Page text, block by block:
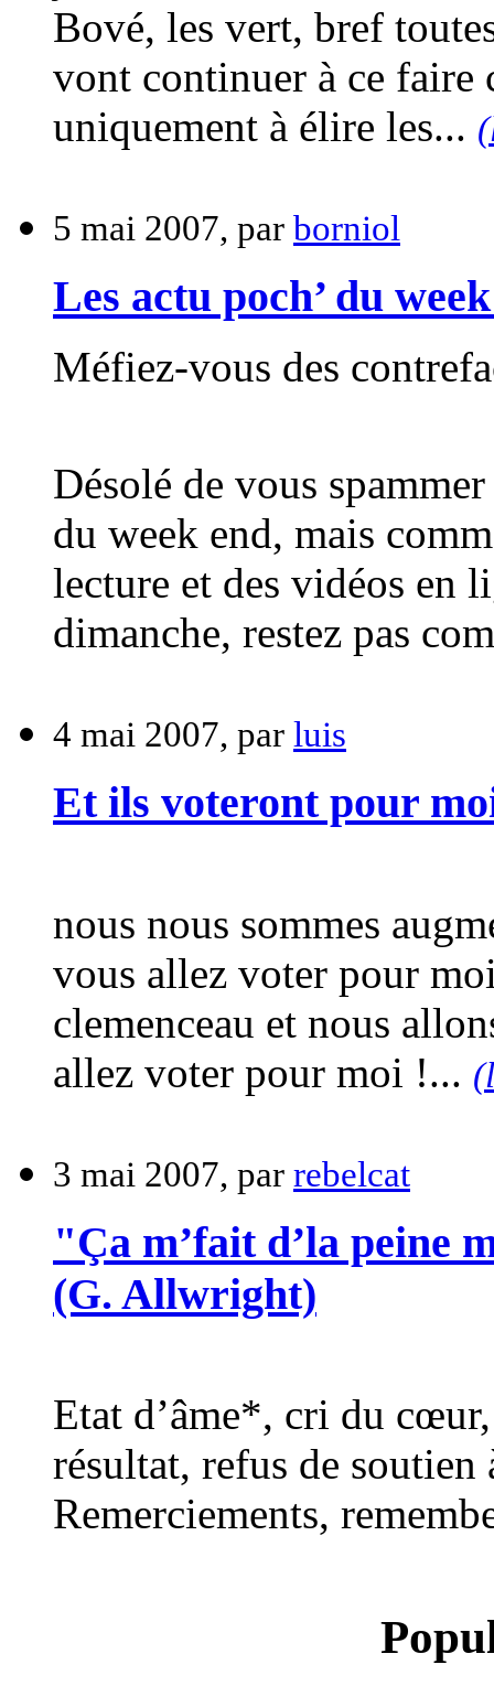
Bové, les vert, bref
vont continuer à ce faire
uniquement à élire les...
5 mai 2007, par borniol
Les actu poch’ du
Méfiez-vous des
Désolé de vous
du week end, mais
lecture et des vidéos en
dimanche, restez pas
4 mai 2007, par luis
Et ils voteront pour
nous nous sommes
vous allez voter pour
clemenceau et nous
allez voter pour moi !...
3 mai 2007, par rebelcat
"Ça m’fait d’la peine
(G. Allwright)
Etat d’âme*, cri du
résultat, refus de
Remerciements,